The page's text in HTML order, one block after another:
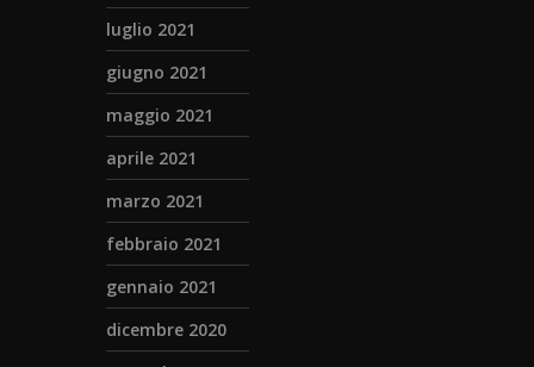
luglio 2021
giugno 2021
maggio 2021
aprile 2021
marzo 2021
febbraio 2021
gennaio 2021
dicembre 2020